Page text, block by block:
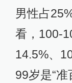
男性占
看，100-
14.5%、
99岁是“准